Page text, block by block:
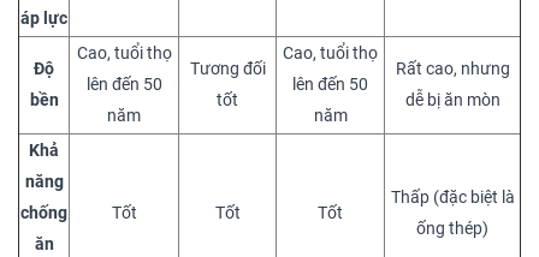
áp lực
Độ
bền
Cao, tuổi thọ
lên đến 50
năm
Tương đối
tốt
Cao, tuổi thọ
lên đến 50
năm
Rất cao, nhưng
dễ bị ăn mòn
Khả
năng
chống
ăn
Tốt Tốt Tốt
Thấp (đặc biệt là
ống thép)